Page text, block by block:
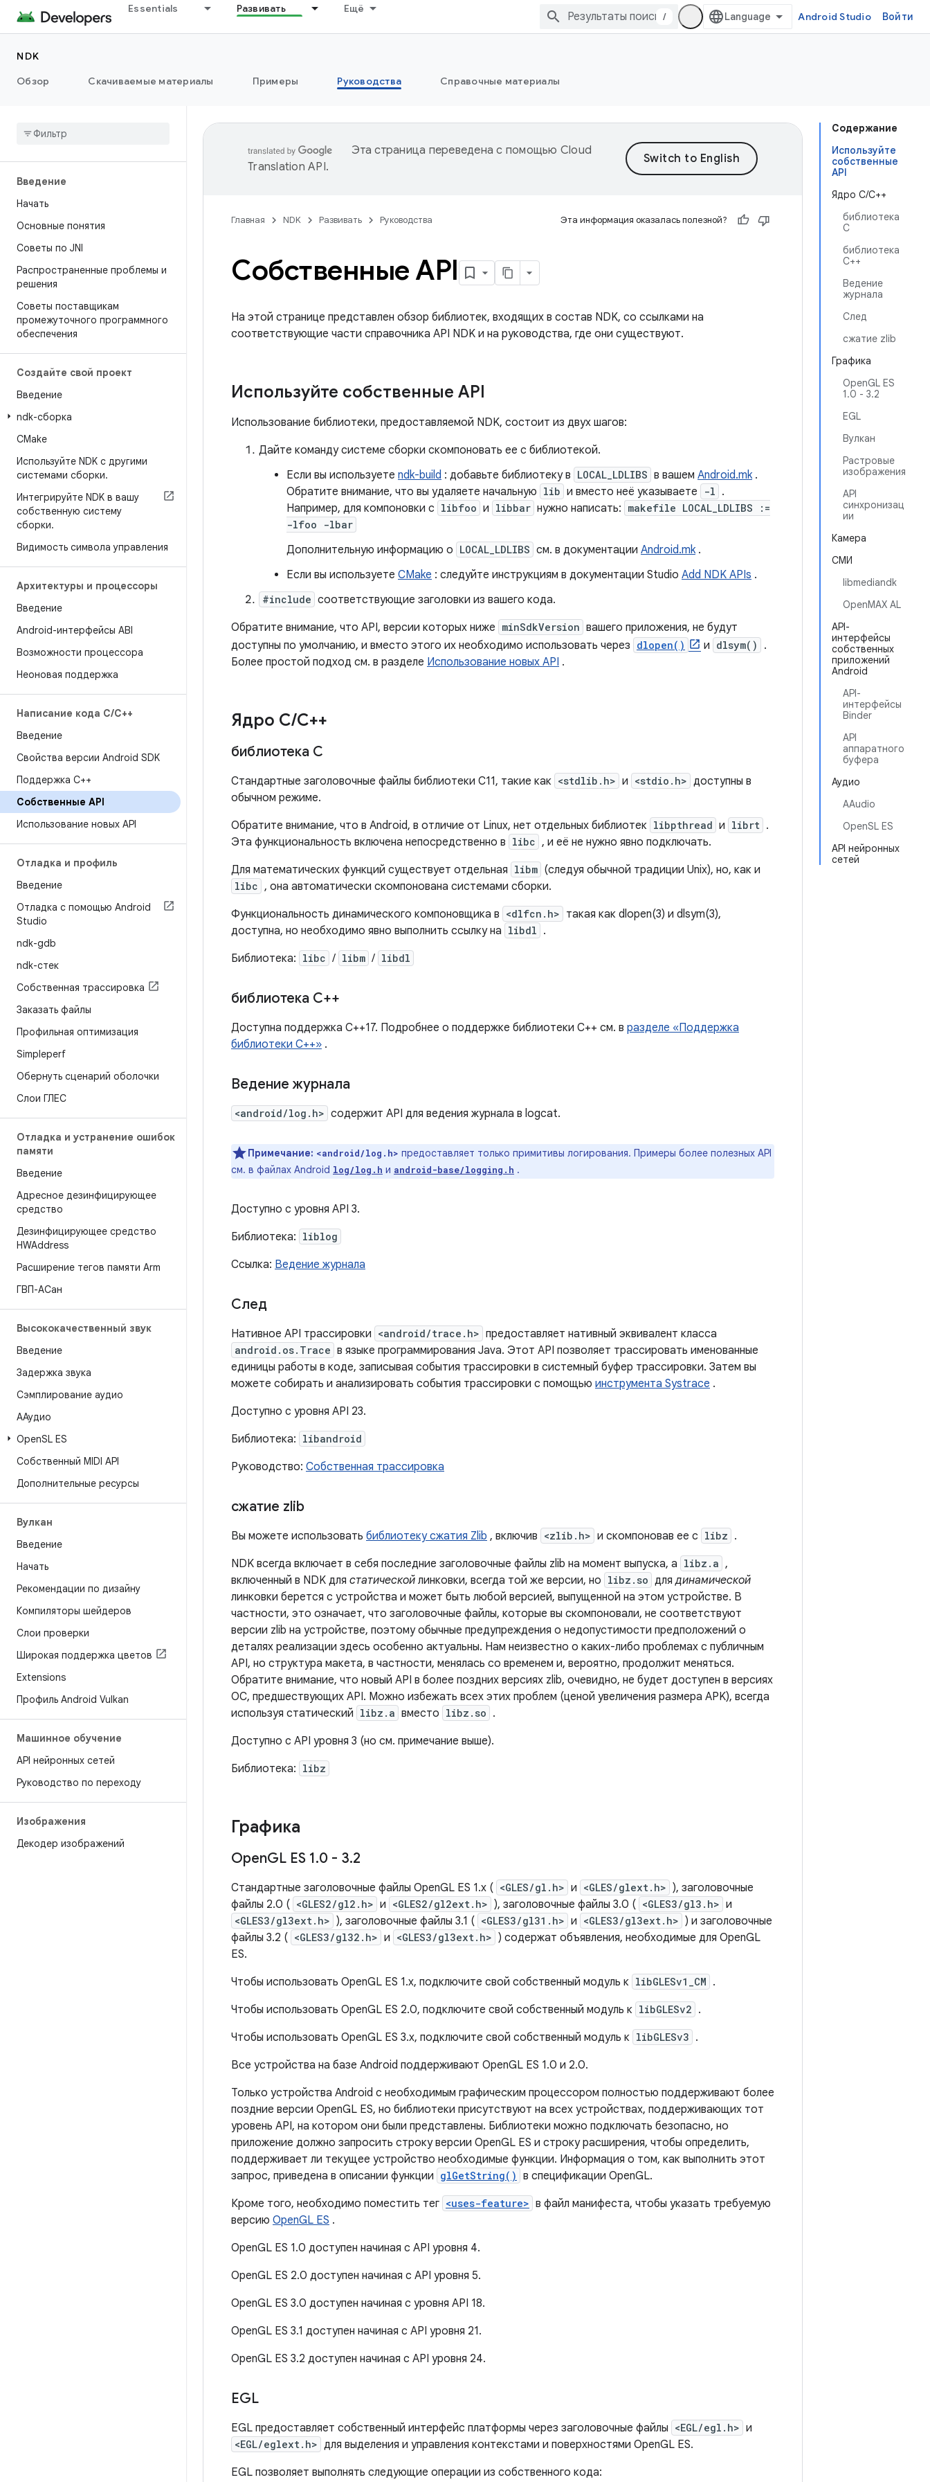
Essentials Развивать Ещё
/ Android Studio Войти
NDK
Обзор
Скачиваемые материалы Примеры Руководства Справочные материалы
Введение
Начать
Основные понятия
Советы по JNI
Распространенные проблемы и
решения
Советы поставщикам
промежуточного программного
обеспечения
Создайте свой проект
Введение
ndk-сборка
CMake
Используйте NDK с другими
системами сборки.
Интегрируйте NDK в вашу
собственную систему
сборки.
Видимость символа управления
Архитектуры и процессоры
Введение
Android-интерфейсы ABI
Возможности процессора
Неоновая поддержка
Написание кода C/C++
Введение
Свойства версии Android SDK
Поддержка С++
Собственные API
Использование новых API
Отладка и профиль
Введение
Отладка с помощью Android
Studio
ndk-gdb
ndk-стек
Собственная трассировка
Заказать файлы
Профильная оптимизация
Simpleperf
Обернуть сценарий оболочки
Слои ГЛЕС
Отладка и устранение ошибок
памяти
Введение
Адресное дезинфицирующее
средство
Дезинфицирующее средство
HWAddress
Расширение тегов памяти Arm
ГВП-АСан
Высококачественный звук
Введение
Задержка звука
Сэмплирование аудио
ААудио
OpenSL ES
Собственный MIDI API
Дополнительные ресурсы
Вулкан
Введение
Начать
Рекомендации по дизайну
Компиляторы шейдеров
Слои проверки
Широкая поддержка цветов
Extensions
Профиль Android Vulkan
Машинное обучение
API нейронных сетей
Руководство по переходу
Изображения
Декодер изображений
Содержание
Используйте
собственные
API
Ядро C/C++
библиотека
C
библиотека
C++
Ведение
журнала
След
сжатие zlib
Графика
OpenGL ES
1.0 - 3.2
EGL
Вулкан
Растровые
изображения
API
синхронизац
ии
Камера
СМИ
libmediandk
OpenMAX AL
API-
интерфейсы
собственных
приложений
Android
API-
интерфейсы
Binder
API
аппаратного
буфера
Аудио
AAudio
OpenSL ES
API нейронных
сетей
Эта страница переведена с помощью Cloud
Translation API.
Главная NDK Развивать Руководства Эта информация оказалась полезной?
Собственные API
На этой странице представлен обзор библиотек, входящих в состав NDK, со ссылками на
соответствующие части справочника API NDK и на руководства, где они существуют.
Используйте собственные API
Использование библиотеки, предоставляемой NDK, состоит из двух шагов:
Дайте команду системе сборки скомпоновать ее с библиотекой.
Если вы используете ndk-build : добавьте библиотеку в LOCAL_LDLIBS в вашем Android.mk.
Обратите внимание, что вы удаляете начальную lib и вместо неё указываете -l .
Например, для компоновки с libfoo и libbar нужно написать: makefile LOCAL_LDLIBS :=
-lfoo -lbar
Дополнительную информацию о LOCAL_LDLIBS см. в документации Android.mk.
Если вы используете CMake : следуйте инструкциям в документации Studio Add NDK APIs .
#include соответствующие заголовки из вашего кода.
Обратите внимание, что API, версии которых ниже minSdkVersion вашего приложения, не будут
доступны по умолчанию, и вместо этого их необходимо использовать через dlopen() и dlsym()
.
Более простой подход см. в разделе Использование новых API .
Ядро C/C++
библиотека C
Стандартные заголовочные файлы библиотеки C11, такие как <stdlib.h> и <stdio.h> доступны в
обычном режиме.
Обратите внимание, что в Android, в отличие от Linux, нет отдельных библиотек libpthread и librt .
Эта функциональность включена непосредственно в libc , и её не нужно явно подключать.
Для математических функций существует отдельная libm (следуя обычной традиции Unix), но, как и
libc , она автоматически скомпонована системами сборки.
Функциональность динамического компоновщика в <dlfcn.h> такая как dlopen(3) и dlsym(3),
доступна, но необходимо явно выполнить ссылку на libdl .
Библиотека: libc / libm / libdl
библиотека C++
Доступна поддержка C++17. Подробнее о поддержке библиотеки C++ см. в разделе «Поддержка
библиотеки C++» .
Ведение журнала
<android/log.h> содержит API для ведения журнала в logcat.
Примечание: <android/log.h> предоставляет только примитивы логирования. Примеры более полезных API
см. в файлах Android log/log.h и android-base/logging.h .
Доступно с уровня API 3.
Библиотека: liblog
Ссылка: Ведение журнала
След
Нативное API трассировки <android/trace.h> предоставляет нативный эквивалент класса
android.os.Trace в языке программирования Java. Этот API позволяет трассировать именованные
единицы работы в коде, записывая события трассировки в системный буфер трассировки. Затем вы
можете собирать и анализировать события трассировки с помощью инструмента Systrace .
Доступно с уровня API 23.
Библиотека: libandroid
Руководство: Собственная трассировка
сжатие zlib
Вы можете использовать библиотеку сжатия Zlib , включив <zlib.h> и скомпоновав ее с libz .
NDK всегда включает в себя последние заголовочные файлы zlib на момент выпуска, а libz.a ,
включенный в NDK для статической линковки, всегда той же версии, но libz.so длядинамической
линковки берется с устройства и может быть любой версией, выпущенной на этом устройстве. В
частности, это означает, что заголовочные файлы, которые вы скомпоновали, не соответствуют
версии zlib на устройстве, поэтому обычные предупреждения о недопустимости предположений о
деталях реализации здесь особенно актуальны. Нам неизвестно о каких-либо проблемах с публичным
API, но структура макета, в частности, менялась со временем и, вероятно, продолжит меняться.
Обратите внимание, что новый API в более поздних версиях zlib, очевидно, не будет доступен в версиях
ОС, предшествующих API. Можно избежать всех этих проблем (ценой увеличения размера APK), всегда
используя статический libz.a вместо libz.so .
Доступно с API уровня 3 (но см. примечание выше).
Библиотека: libz
Графика
OpenGL ES 1.0 - 3.2
Стандартные заголовочные файлы OpenGL ES 1.x ( <GLES/gl.h> и <GLES/glext.h> ), заголовочные
файлы 2.0 ( <GLES2/gl2.h> и <GLES2/gl2ext.h> ), заголовочные файлы 3.0 ( <GLES3/gl3.h> и
<GLES3/gl3ext.h> ), заголовочные файлы 3.1 ( <GLES3/gl31.h> и <GLES3/gl3ext.h> ) и заголовочные
файлы 3.2 ( <GLES3/gl32.h> и <GLES3/gl3ext.h> ) содержат объявления, необходимые для OpenGL
ES.
Чтобы использовать OpenGL ES 1.x, подключите свой собственный модуль к libGLESv1_CM .
Чтобы использовать OpenGL ES 2.0, подключите свой собственный модуль к libGLESv2 .
Чтобы использовать OpenGL ES 3.x, подключите свой собственный модуль к libGLESv3 .
Все устройства на базе Android поддерживают OpenGL ES 1.0 и 2.0.
Только устройства Android с необходимым графическим процессором полностью поддерживают более
поздние версии OpenGL ES, но библиотеки присутствуют на всех устройствах, поддерживающих тот
уровень API, на котором они были представлены. Библиотеки можно подключать безопасно, но
приложение должно запросить строку версии OpenGL ES и строку расширения, чтобы определить,
поддерживает ли текущее устройство необходимые функции. Информация о том, как выполнить этот
запрос, приведена в описании функции glGetString() в спецификации OpenGL.
Кроме того, необходимо поместить тег <uses-feature> в файл манифеста, чтобы указать требуемую
версию OpenGL ES .
OpenGL ES 1.0 доступен начиная с API уровня 4.
OpenGL ES 2.0 доступен начиная с API уровня 5.
OpenGL ES 3.0 доступен начиная с уровня API 18.
OpenGL ES 3.1 доступен начиная с API уровня 21.
OpenGL ES 3.2 доступен начиная с API уровня 24.
EGL
EGL предоставляет собственный интерфейс платформы через заголовочные файлы <EGL/egl.h> и
<EGL/eglext.h> для выделения и управления контекстами и поверхностями OpenGL ES.
EGL позволяет выполнять следующие операции из собственного кода: